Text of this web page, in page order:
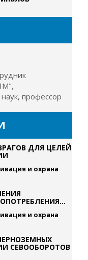
профессор
ДЛЯ ЦЕЛЕЙ
и охрана
и охрана
СЕВООБОРОТОВ